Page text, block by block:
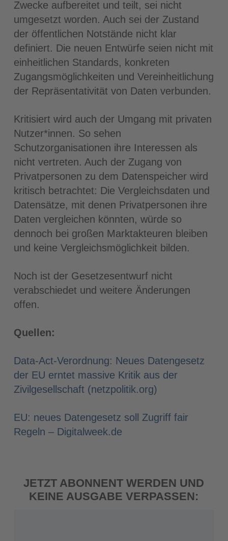
Zwecke aufbereitet und teilt, sei nicht
umgesetzt worden. Auch sei der Zustand
der öffentlichen Notstände nicht klar
definiert. Die neuen Entwürfe seien nicht mit
einheitlichen Standards, konkreten
Zugangsmöglichkeiten und Vereinheitlichung
der Repräsentativität von Daten verbunden.
Kritisiert wird auch der Umgang mit privaten
Nutzer*innen. So sehen
Schutzorganisationen ihre Interessen als
nicht vertreten. Auch der Zugang von
Privatpersonen zu dem Datenspeicher wird
kritisch betrachtet: Die Vergleichsdaten und
Datensätze, mit denen Privatpersonen ihre
Daten vergleichen könnten, würde so
dennoch bei großen Marktakteuren bleiben
und keine Vergleichsmöglichkeit bilden.
Noch ist der Gesetzesentwurf nicht
verabschiedet und weitere Änderungen
offen.
Quellen:
Data-Act-Verordnung: Neues Datengesetz
der EU erntet massive Kritik aus der
Zivilgesellschaft (netzpolitik.org)
EU: neues Datengesetz soll Zugriff fair
Regeln – Digitalweek.de
JETZT ABONNENT WERDEN UND
KEINE AUSGABE VERPASSEN: